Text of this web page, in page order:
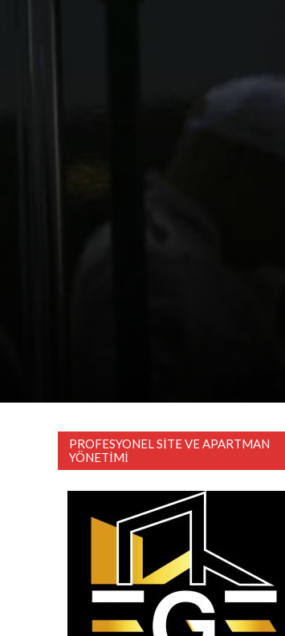
PROFESYONEL SITE VE APARTMAN
YÖNETIMI